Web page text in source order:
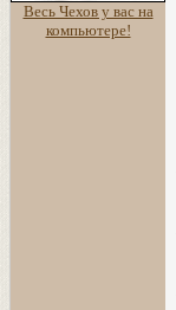
Весь Чехов у вас на
компьютере!